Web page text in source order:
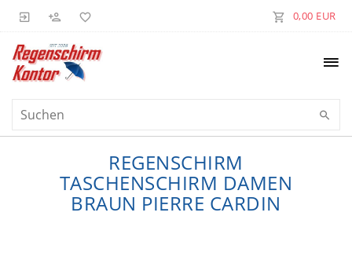
0,00 EUR
REGENSCHIRM
TASCHENSCHIRM DAMEN
BRAUN PIERRE CARDIN